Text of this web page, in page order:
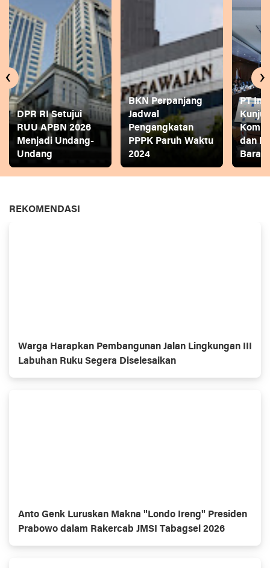
DPR RI Setujui
RUU APBN 2026
Menjadi Undang-
Undang
BKN Perpanjang
Jadwal
Pengangkatan
PPPK Paruh Waktu
2024
PT
dan
Bara
‹ ›
REKOMENDASI
Warga Harapkan Pembangunan Jalan Lingkungan III
Labuhan Ruku Segera Diselesaikan
Anto Genk Luruskan Makna "Londo Ireng" Presiden
Prabowo dalam Rakercab JMSI Tabagsel 2026